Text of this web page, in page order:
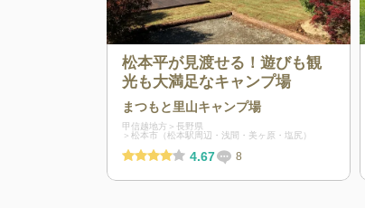
松本平が見渡せる！遊びも観
光も大満足なキャンプ場
まつもと里山キャンプ場
甲信越地方
長野県
松本市（松本駅周辺・浅間・美ヶ原・塩尻）
4.67 8